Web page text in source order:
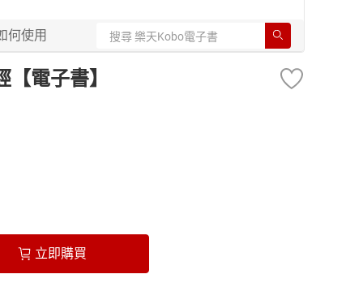
何使用
電子書】
立即購買